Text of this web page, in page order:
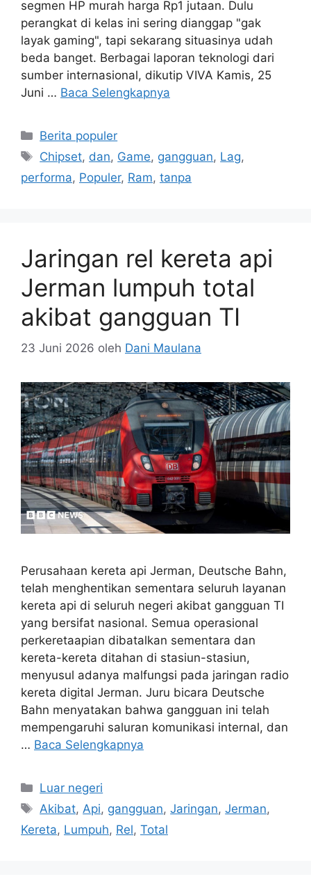
segmen HP murah harga Rp1 jutaan. Dulu
perangkat di kelas ini sering dianggap "gak
layak gaming", tapi sekarang situasinya udah
beda banget. Berbagai laporan teknologi dari
sumber internasional, dikutip VIVA Kamis, 25
Juni … Baca Selengkapnya
Kategori
Berita populer
Tag
Chipset, dan, Game, gangguan, Lag,
performa, Populer, Ram, tanpa
Jaringan rel kereta api
Jerman lumpuh total
akibat gangguan TI
23 Juni 2026 oleh Dani Maulana
Perusahaan kereta api Jerman, Deutsche Bahn,
telah menghentikan sementara seluruh layanan
kereta api di seluruh negeri akibat gangguan TI
yang bersifat nasional. Semua operasional
perkeretaapian dibatalkan sementara dan
kereta-kereta ditahan di stasiun-stasiun,
menyusul adanya malfungsi pada jaringan radio
kereta digital Jerman. Juru bicara Deutsche
Bahn menyatakan bahwa gangguan ini telah
mempengaruhi saluran komunikasi internal, dan
… Baca Selengkapnya
Kategori
Luar negeri
Tag
Akibat,Api, gangguan,Jaringan,Jerman,
Kereta, Lumpuh, Rel, Total